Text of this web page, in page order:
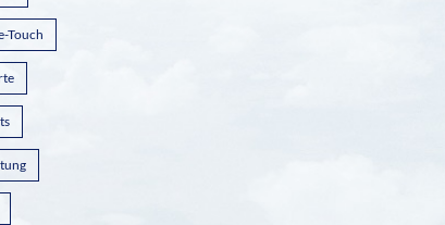
Touch